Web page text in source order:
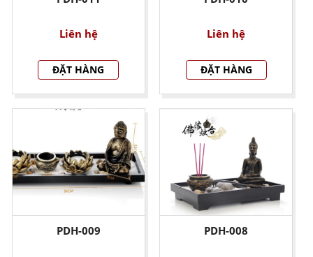
Liên hệ
ĐẶT HÀNG
Liên hệ
ĐẶT HÀNG
PDH-009 PDH-008